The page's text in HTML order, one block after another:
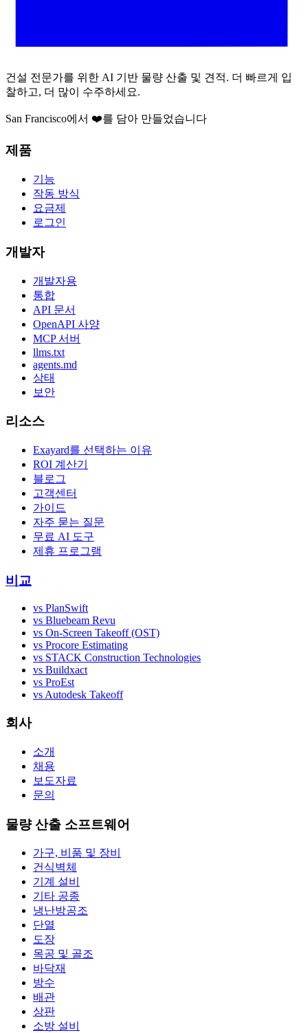
건설 전문가를 위한 AI 기반 물량 산출 및 견적. 더 빠르게 입
찰하고, 더 많이 수주하세요.
San Francisco에서 ❤️를 담아 만들었습니다
제품
기능
작동 방식
요금제
로그인
개발자
개발자용
통합
API 문서
OpenAPI 사양
MCP 서버
llms.txt
agents.md
상태
보안
리소스
Exayard를 선택하는 이유
ROI 계산기
블로그
고객센터
가이드
자주 묻는 질문
무료 AI 도구
제휴 프로그램
비교
vs PlanSwift
vs Bluebeam Revu
vs On-Screen Takeoff (OST)
vs Procore Estimating
vs STACK Construction Technologies
vs Buildxact
vs ProEst
vs Autodesk Takeoff
회사
소개
채용
보도자료
문의
물량 산출 소프트웨어
가구, 비품 및 장비
건식벽체
기계 설비
기타 공종
냉난방공조
단열
도장
목공 및 골조
바닥재
방수
배관
상판
소방 설비